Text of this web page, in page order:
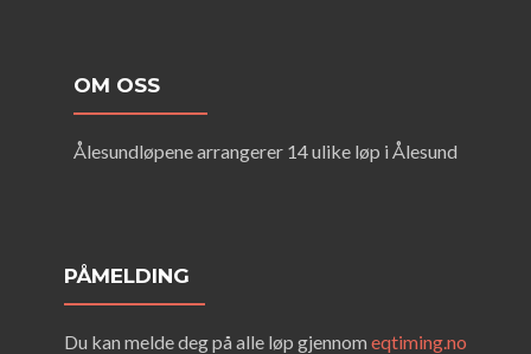
OM OSS
Ålesundløpene arrangerer 14 ulike løp i Ålesund
PÅMELDING
Du kan melde deg på alle løp gjennom eqtiming.no